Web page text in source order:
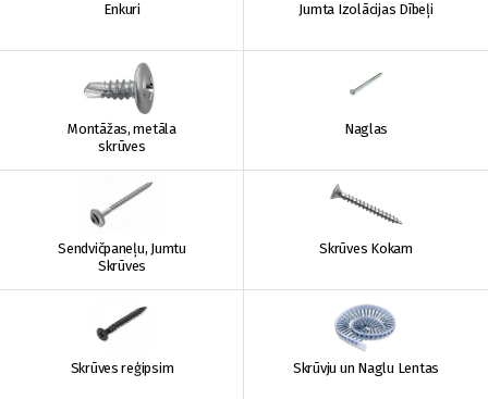
Enkuri Jumta Izolācijas Dībeļi
Montāžas, metāla
skrūves
Naglas
Sendvičpaneļu, Jumtu
Skrūves
Skrūves Kokam
Skrūves reģipsim Skrūvju un Naglu Lentas